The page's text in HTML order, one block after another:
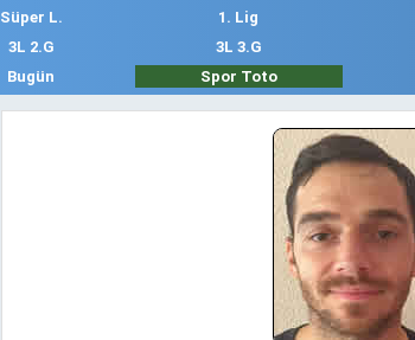
Süper L. 1. Lig
3L 2.G
3L 3.G
Bugün
Spor Toto